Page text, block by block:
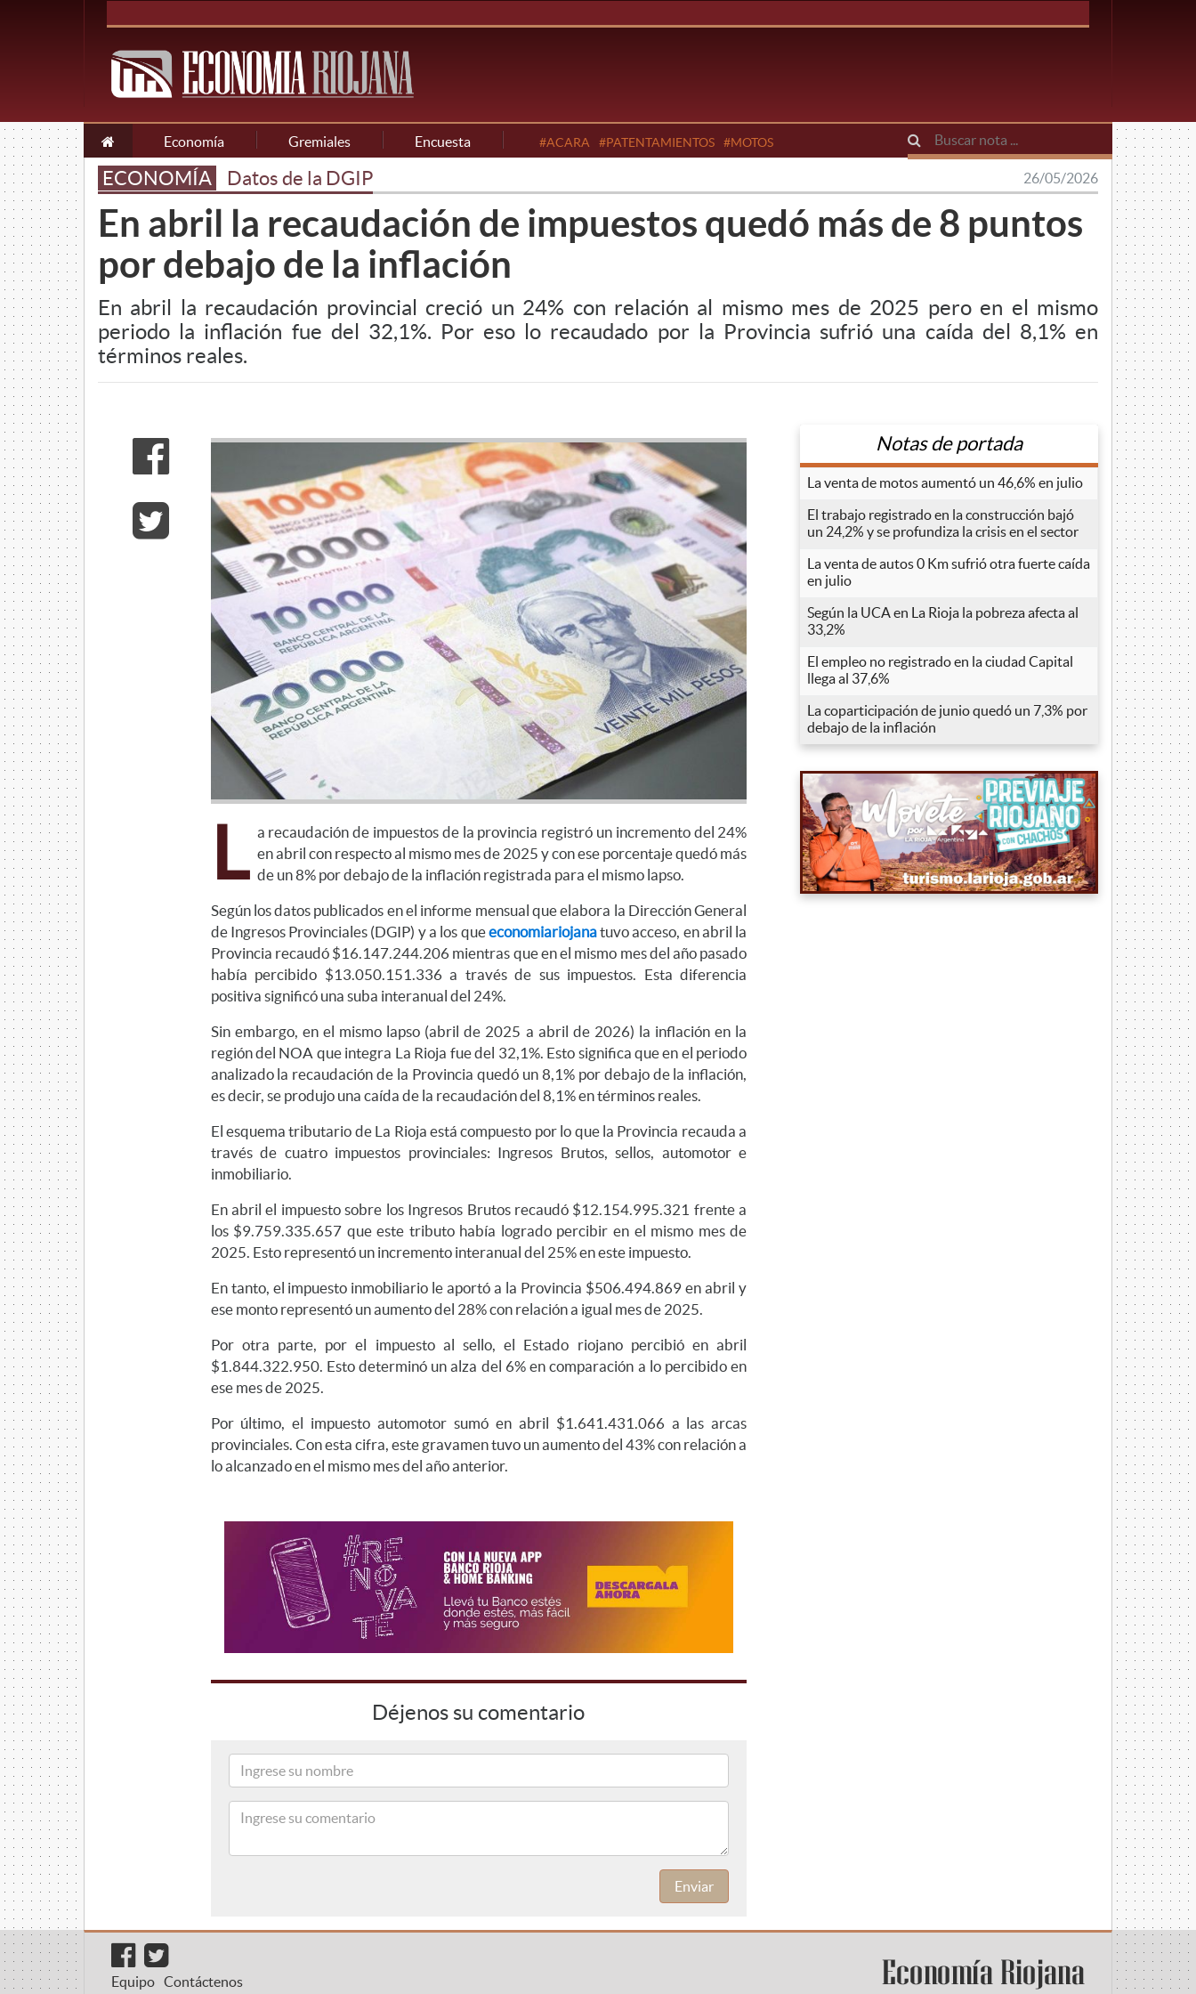
Economía Gremiales Encuesta #ACARA #PATENTAMIENTOS #MOTOS
ECONOMÍA Datos de la DGIP 26/05/2026
En abril la recaudación de impuestos quedó más de 8 puntos
por debajo de la inflación
En abril la recaudación provincial creció un 24% con relación al mismo mes de 2025 pero en el mismo
periodo la inflación fue del 32,1%. Por eso lo recaudado por la Provincia sufrió una caída del 8,1% en
términos reales.
L a recaudación de impuestos de la provincia registró un incremento del 24%
en abril con respecto al mismo mes de 2025 y con ese porcentaje quedó más
de un 8% por debajo de la inflación registrada para el mismo lapso.
Según los datos publicados en el informe mensual que elabora la Dirección General
de Ingresos Provinciales (DGIP) y a los queeconomiariojanatuvo acceso, en abril la
Provincia recaudó $16.147.244.206 mientras que en el mismo mes del año pasado
había percibido $13.050.151.336 a través de sus impuestos. Esta diferencia
positiva significó una suba interanual del 24%.
Sin embargo, en el mismo lapso (abril de 2025 a abril de 2026) la inflación en la
región del NOA que integra La Rioja fue del 32,1%. Esto significa que en el periodo
analizado la recaudación de la Provincia quedó un 8,1% por debajo de la inflación,
es decir, se produjo una caída de la recaudación del 8,1% en términos reales.
El esquema tributario de La Rioja está compuesto por lo que la Provincia recauda a
través de cuatro impuestos provinciales: Ingresos Brutos, sellos, automotor e
inmobiliario.
En abril el impuesto sobre los Ingresos Brutos recaudó $12.154.995.321 frente a
los $9.759.335.657 que este tributo había logrado percibir en el mismo mes de
2025. Esto representó un incremento interanual del 25% en este impuesto.
En tanto, el impuesto inmobiliario le aportó a la Provincia $506.494.869 en abril y
ese monto representó un aumento del 28% con relación a igual mes de 2025.
Por otra parte, por el impuesto al sello, el Estado riojano percibió en abril
$1.844.322.950. Esto determinó un alza del 6% en comparación a lo percibido en
ese mes de 2025.
Por último, el impuesto automotor sumó en abril $1.641.431.066 a las arcas
provinciales. Con esta cifra, este gravamen tuvo un aumento del 43% con relación a
lo alcanzado en el mismo mes del año anterior.
Déjenos su comentario
Enviar
Notas de portada
La venta de motos aumentó un 46,6% en julio
El trabajo registrado en la construcción bajó
un 24,2% y se profundiza la crisis en el sector
La venta de autos 0 Km sufrió otra fuerte caída
en julio
Según la UCA en La Rioja la pobreza afecta al
33,2%
El empleo no registrado en la ciudad Capital
llega al 37,6%
La coparticipación de junio quedó un 7,3% por
debajo de la inflación
Equipo Contáctenos